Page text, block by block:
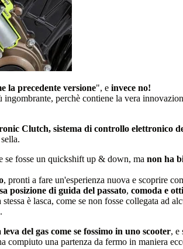
la precedente versione", e invece no!
ingombrante, perchè contiene la vera
Clutch, sistema di controllo elettronico
se fosse un quickshift up & down, ma non ha
, pronti a fare un'esperienza nuova e scoprire
posizione di guida del passato, comoda e
è lasca, come se non fosse collegata
del gas come se fossimo in uno scooter, e
compiuto una partenza da fermo in maniera